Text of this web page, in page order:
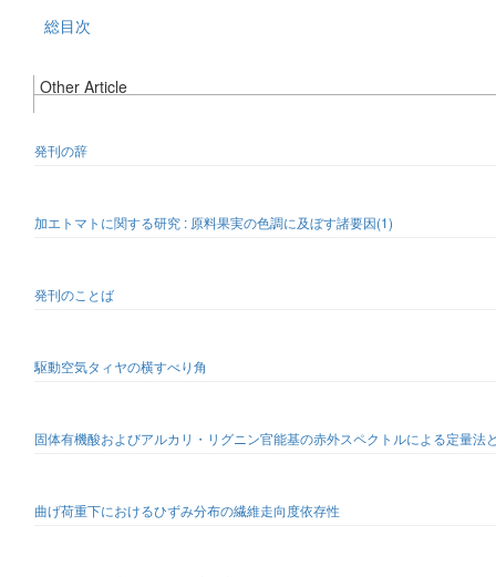
総目次
Other Article
発刊の辞
加エトマトに関する研究 : 原料果実の色調に及ぼす諸要因(1)
発刊のことば
駆動空気タィヤの横すべり角
固体有機酸およびアルカリ・リグニン官能基の赤外スペクトルによる定量法
曲げ荷重下におけるひずみ分布の繊維走向度依存性